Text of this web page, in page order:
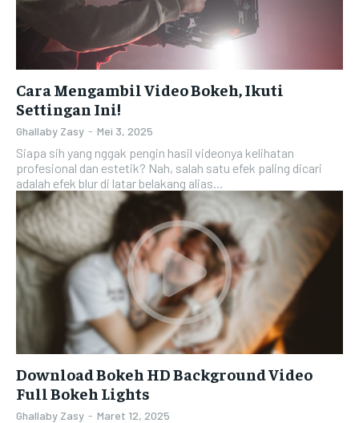
Cara Mengambil Video Bokeh, Ikuti
Settingan Ini!
Ghallaby Zasy - Mei 3, 2025
Siapa sih yang nggak pengin hasil videonya kelihatan
profesional dan estetik? Nah, salah satu efek paling dicari
adalah efek blur di latar belakang alias...
Download Bokeh HD Background Video
Full Bokeh Lights
Ghallaby Zasy - Maret 12, 2025